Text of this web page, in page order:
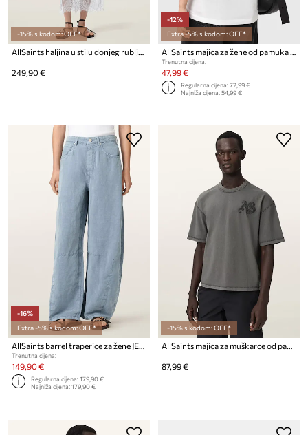
-15% s kodom: OFF*
AllSaints haljina u stilu donjeg rublja od lana SAMIA
249,90 €
-12%
Extra -5% s kodom: OFF*
AllSaints majica za žene od pamuka FUSE
Trenutna cijena:
47,99 €
Regularna cijena:72,99 €
Najniža cijena:54,99 €
-16%
Extra -5% s kodom: OFF*
AllSaints barrel traperice za žene JETT
Trenutna cijena:
149,90 €
Regularna cijena:179,90 €
Najniža cijena:179,90 €
-15% s kodom: OFF*
AllSaints majica za muškarce od pamuka INSIGNIA
87,99 €